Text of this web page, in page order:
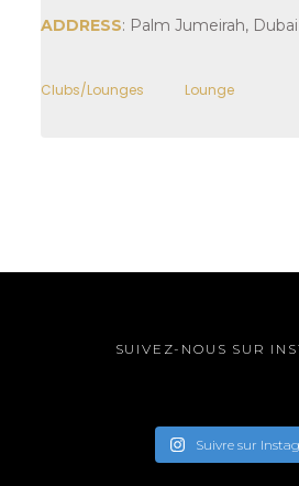
ADDRESS: Palm Jumeirah, Dubai
Clubs/Lounges Lounge
SUIVEZ-NOUS SUR
Suivre sur